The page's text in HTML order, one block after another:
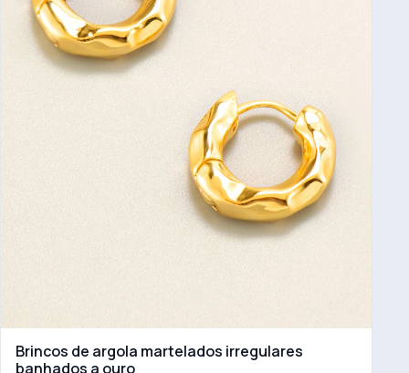
Brincos de argola martelados irregulares
banhados a ouro